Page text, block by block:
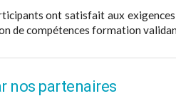
ont satisfait aux
de compétences formation
nos partenaires